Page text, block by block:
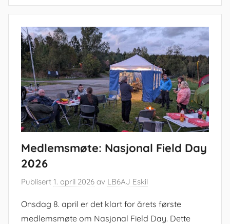
Medlemsmøte: Nasjonal Field Day
2026
Publisert 1. april 2026 av LB6AJ Eskil
Onsdag 8. april er det klart for årets første
medlemsmøte om Nasjonal Field Day. Dette